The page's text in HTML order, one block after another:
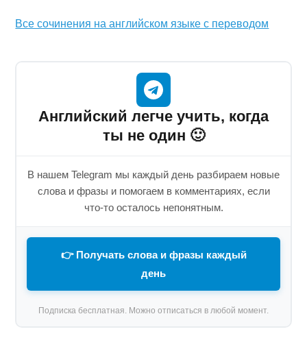
Все сочинения на английском языке с переводом
Английский легче учить, когда
ты не один 🙂
В нашем Telegram мы каждый день разбираем новые
слова и фразы и помогаем в комментариях, если
что-то осталось непонятным.
👉 Получать слова и фразы каждый
день
Подписка бесплатная. Можно отписаться в любой момент.